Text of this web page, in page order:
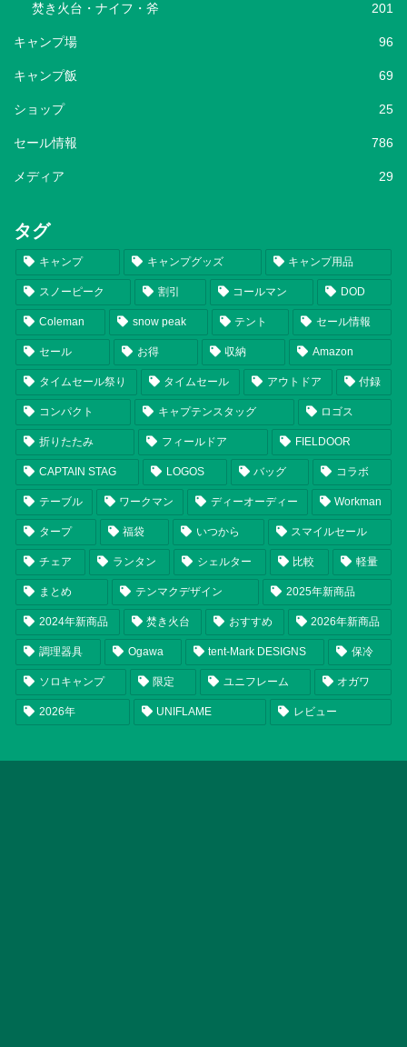
焚き火台・ナイフ・斧 201
キャンプ場 96
キャンプ飯 69
ショップ 25
セール情報 786
メディア 29
タグ
キャンプ キャンプグッズ キャンプ用品
スノーピーク 割引 コールマン DOD
Coleman snow peak テント セール情報
セール お得 収納 Amazon
タイムセール祭り タイムセール アウトドア 付録
コンパクト キャプテンスタッグ ロゴス
折りたたみ フィールドア FIELDOOR
CAPTAIN STAG LOGOS バッグ コラボ
テーブル ワークマン ディーオーディー Workman
タープ 福袋 いつから スマイルセール
チェア ランタン シェルター 比較 軽量
まとめ テンマクデザイン 2025年新商品
2024年新商品 焚き火台 おすすめ 2026年新商品
調理器具 Ogawa tent-Mark DESIGNS 保冷
ソロキャンプ 限定 ユニフレーム オガワ
2026年 UNIFLAME レビュー